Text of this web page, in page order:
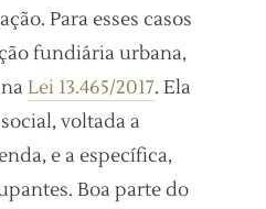
Para esses casos
fundiária urbana,
naLei 13.465/2017. Ela
voltada a
e a específica,
Boa parte do